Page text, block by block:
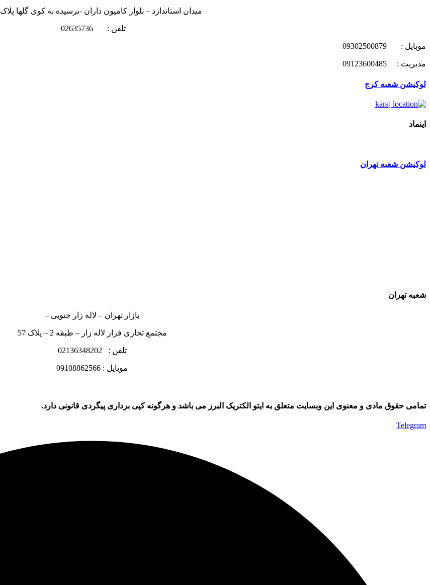
میدان استاندارد – بلوار کامیون داران -نرسیده به کوی گلها پلاک 1232
تلفن : 02635736
موبایل : 09302500879
مدیریت : 09123600485
لوکیشن شعبه کرج
اینماد
لوکیشن شعبه تهران
شعبه تهران
بازار تهران – لاله زار جنوبی –
مجتمع تجاری فراز لاله زار – طبقه 2 – پلاک 57
تلفن : 02136348202
موبایل : 09108862566
تمامی حقوق مادی و معنوی این وبسایت متعلق به ایتو الکتریک البرز می باشد و هرگونه کپی برداری پیگردی قانونی دارد.
Telegram